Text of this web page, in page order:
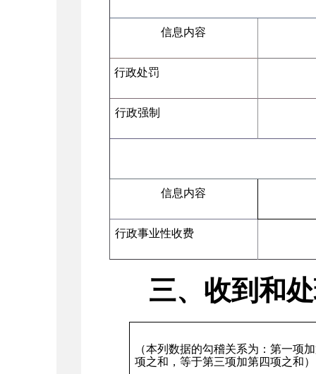
信息内容
行政处罚
行政强制
信息内容
行政事业性收费
三、收到和
（本列数据的勾稽关系为：第一项
项之和，等于第三项加第四项之和）